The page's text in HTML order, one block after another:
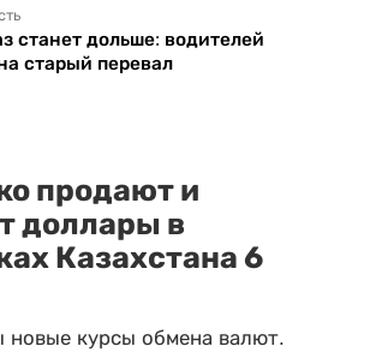
станет дольше: водителей
старый перевал
продают и
доллары в
Казахстана 6
новые курсы обмена валют.